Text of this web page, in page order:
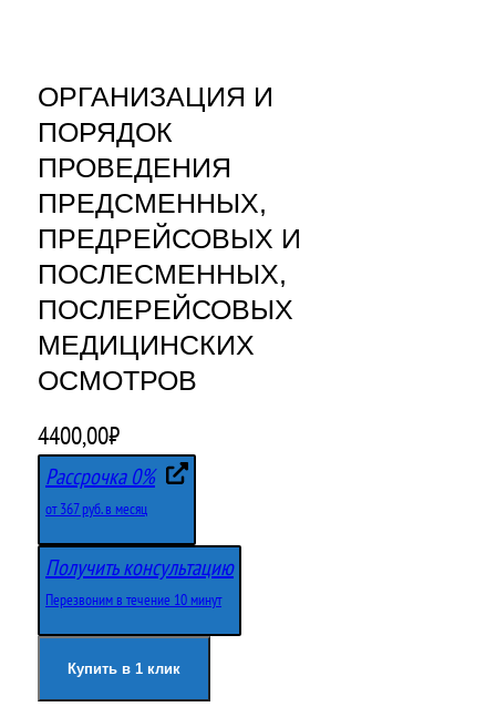
ОРГАНИЗАЦИЯ И
ПОРЯДОК
ПРОВЕДЕНИЯ
ПРЕДСМЕННЫХ,
ПРЕДРЕЙСОВЫХ И
ПОСЛЕСМЕННЫХ,
ПОСЛЕРЕЙСОВЫХ
МЕДИЦИНСКИХ
ОСМОТРОВ
4400,00₽
Рассрочка 0%
от 367 руб. в месяц
Получить консультацию
Перезвоним в течение 10 минут
Купить в 1 клик